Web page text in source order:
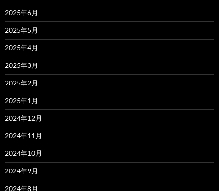
2025年6月
2025年5月
2025年4月
2025年3月
2025年2月
2025年1月
2024年12月
2024年11月
2024年10月
2024年9月
2024年8月